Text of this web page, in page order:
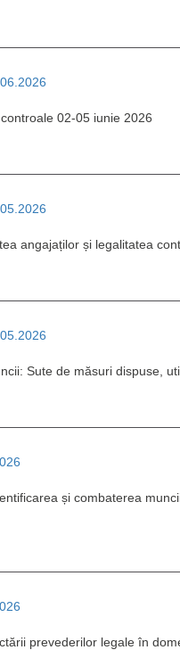
02-05 iunie 2026
angajaților și legalitatea
Sute de măsuri dispuse,
și combaterea
prevederilor legale în